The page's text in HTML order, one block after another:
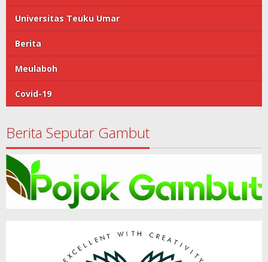
Universitas Teuku Umar
Berita
Meulaboh
Covid-19
Berita Seputar Gambut